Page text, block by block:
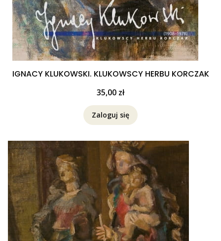
IGNACY KLUKOWSKI. KLUKOWSCY HERBU KORCZAK
Cena
35,00 zł
Zaloguj się